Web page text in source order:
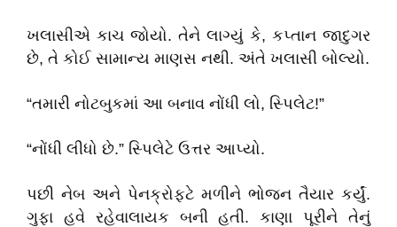
ખલાસીએ કાચ જોયો. તેને લાગ્યું કે, કપ્તાન જાદુગર
છે, તે કોઈ સામાન્ય માણસ નથી. અંતે ખલાસી બોલ્યો.
“તમારી નોટબુકમાં આ બનાવ નોંધી લો, સ્પિલેટ!”
“નોંધી લીધો છે.” સ્પિલેટે ઉત્તર આપ્યો.
પછી નેબ અને પેનક્રોફટે મળીને ભોજન તૈયાર કર્યું.
ગુફા હવે રહેવાલાયક બની હતી. કાણા પૂરીને તેનું